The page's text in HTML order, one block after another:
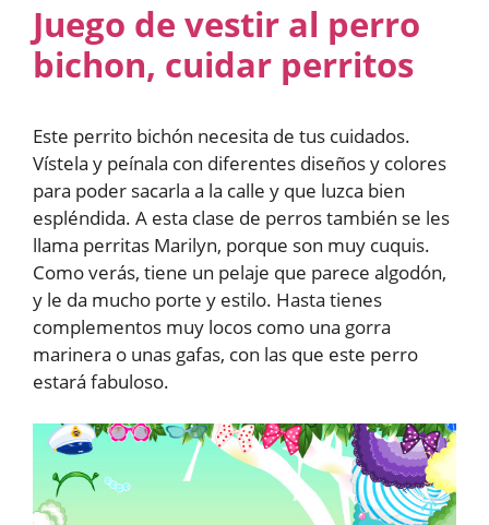
Juego de vestir al perro
bichon, cuidar perritos
Este perrito bichón necesita de tus cuidados.
Vístela y peínala con diferentes diseños y colores
para poder sacarla a la calle y que luzca bien
espléndida. A esta clase de perros también se les
llama perritas Marilyn, porque son muy cuquis.
Como verás, tiene un pelaje que parece algodón,
y le da mucho porte y estilo. Hasta tienes
complementos muy locos como una gorra
marinera o unas gafas, con las que este perro
estará fabuloso.